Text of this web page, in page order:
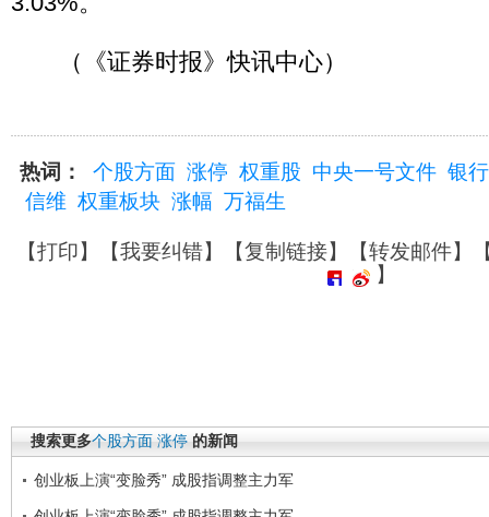
（《证券时报》快讯中心）
热词： 个股方面 涨停 权重股 中央一号文件 银
信维 权重板块 涨幅 万福生
【打印】【我要纠错】【复制链接】【转发邮件】
】
搜索更多个股方面 涨停 的新闻
创业板上演“变脸秀” 成股指调整主力军